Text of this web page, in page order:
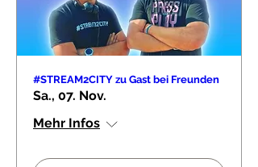
#STREAM2CITY zu Gast bei Freunden
Sa., 07. Nov.
Mehr Infos